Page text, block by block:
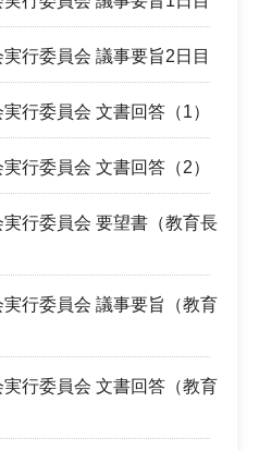
行委員会 議事要旨2日目
行委員会 文書回答（1）
行委員会 文書回答（2）
行委員会 要望書（教育長
行委員会 議事要旨（教育
行委員会 文書回答（教育